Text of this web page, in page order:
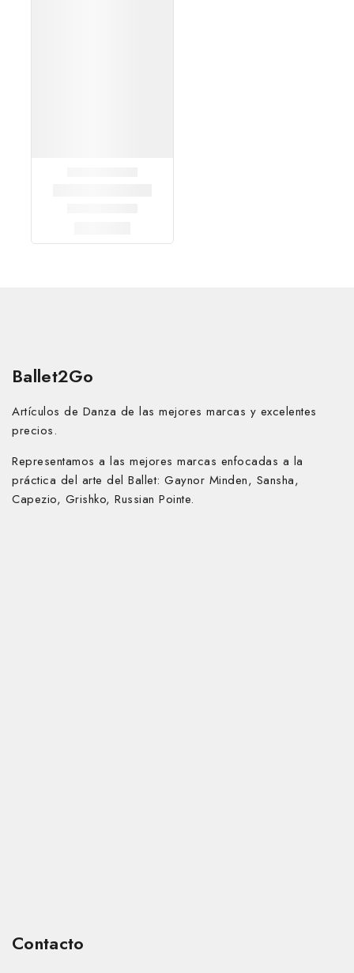
Ballet2Go
Artículos de Danza de las mejores marcas y excelentes
precios.
Representamos a las mejores marcas enfocadas a la
práctica del arte del Ballet: Gaynor Minden, Sansha,
Capezio, Grishko, Russian Pointe.
Contacto